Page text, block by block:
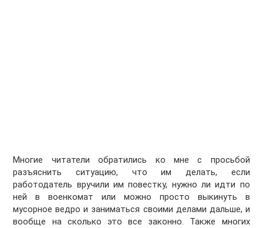
Многие читатели обратились ко мне с просьбой
разъяснить ситуацию, что им делать, если
работодатель вручили им повестку, нужно ли идти по
ней в военкомат или можно просто выкинуть в
мусорное ведро и заниматься своими делами дальше, и
вообще на сколько это все законно. Также многих